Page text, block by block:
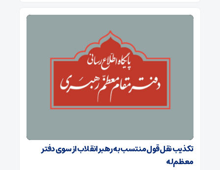
تکذیب نقل قول منتسب به رهبر انقلاب از سوی دفتر
معظم‌له